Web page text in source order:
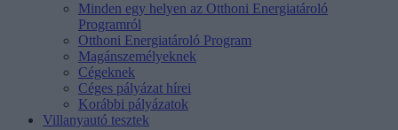
Minden egy helyen az Otthoni Energiatároló
Programról
Otthoni Energiatároló Program
Magánszemélyeknek
Cégeknek
Céges pályázat hírei
Korábbi pályázatok
Villanyautó tesztek